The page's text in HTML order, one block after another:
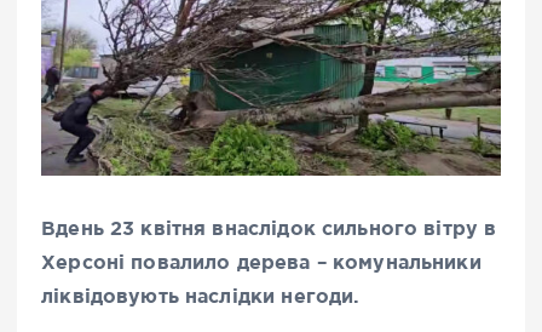
Вдень 23 квітня внаслідок сильного вітру в
Херсоні повалило дерева – комунальники
ліквідовують наслідки негоди.